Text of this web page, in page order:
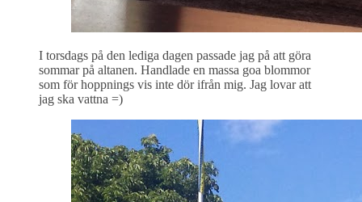
I torsdags på den lediga dagen passade jag på att göra
sommar på altanen. Handlade en massa goa blommor
som för hoppnings vis inte dör ifrån mig. Jag lovar att
jag ska vattna =)